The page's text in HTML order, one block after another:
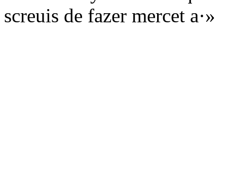
screuis de fazer mercet a·»